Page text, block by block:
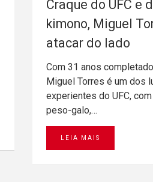
Craque do UFC e
kimono, Miguel
atacar do lado
Com 31 anos
Miguel Torres é um dos
experientes do UFC,
peso-galo,…
LEIA MAIS